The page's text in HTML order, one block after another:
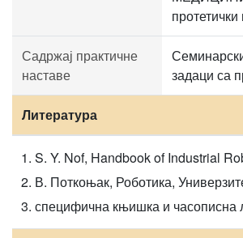
Садржај практичне
наставе
задаци са
Литература
S. Y. Nof, Handbook of Industrial
В. Поткоњак, Роботика,
специфична књишка и часописна